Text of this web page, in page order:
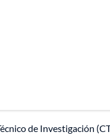
de Investigación